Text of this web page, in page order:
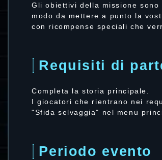
Gli obiettivi della missione
modo da mettere a punto la
con ricompense speciali che
Requisiti di
Completa la storia principale.
I giocatori che rientrano nei
"Sfida selvaggia" nel menu
Periodo evento